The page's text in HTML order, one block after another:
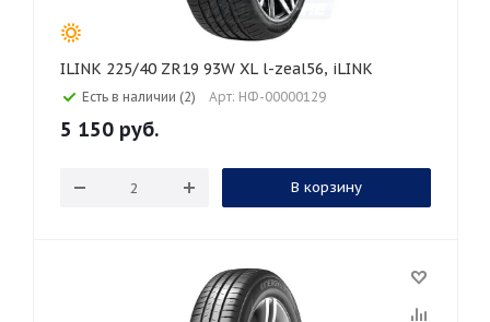
ILINK 225/40 ZR19 93W XL l-zeal56, iLINK
Есть в наличии (2) Арт: НФ-00000129
5 150 руб.
В корзину